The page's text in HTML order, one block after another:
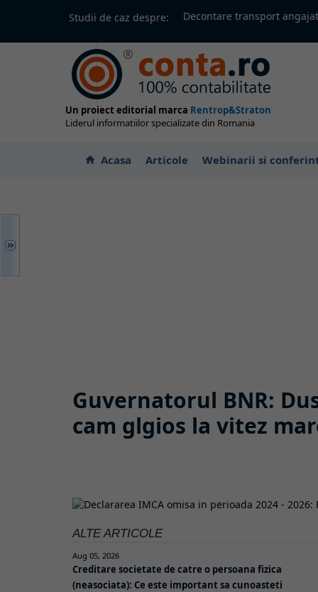
Studii de caz despre: Decontare transport
Un proiect editorial marca Rentrop&Straton
Liderul informatiilor specializate din Romania
home Acasa Articole Webinarii si
Guvernatorul BNR:
cam glgios la vitez
ALTE ARTICOLE
Aug 05, 2026
Creditare societate de catre o persoana fizica
(neasociata): Ce este important sa cunoasteti